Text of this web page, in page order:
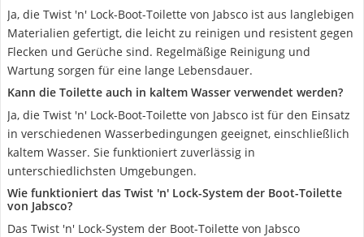
Ja, die ‎Twist 'n' Lock-Boot-Toilette von Jabsco ist aus langlebigen
Materialien gefertigt, die leicht zu reinigen und resistent gegen
Flecken und Gerüche sind. Regelmäßige Reinigung und
Wartung sorgen für eine lange Lebensdauer.
Kann die Toilette auch in kaltem Wasser verwendet werden?
Ja, die ‎Twist 'n' Lock-Boot-Toilette von Jabsco ist für den Einsatz
in verschiedenen Wasserbedingungen geeignet, einschließlich
kaltem Wasser. Sie funktioniert zuverlässig in
unterschiedlichsten Umgebungen.
Wie funktioniert das Twist 'n' Lock-System der ‎Boot-Toilette
von Jabsco?
Das Twist 'n' Lock-System der ‎Boot-Toilette von Jabsco